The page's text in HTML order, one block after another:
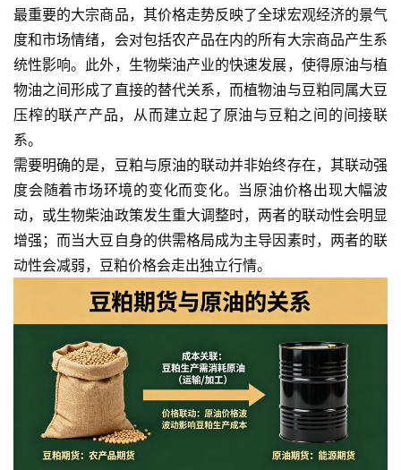
最重要的大宗商品，其价格走势反映了全球宏观经济的景气
度和市场情绪，会对包括农产品在内的所有大宗商品产生系
统性影响。此外，生物柴油产业的快速发展，使得原油与植
物油之间形成了直接的替代关系，而植物油与豆粕同属大豆
压榨的联产产品，从而建立起了原油与豆粕之间的间接联
系。
需要明确的是，豆粕与原油的联动并非始终存在，其联动强
度会随着市场环境的变化而变化。当原油价格出现大幅波
动，或生物柴油政策发生重大调整时，两者的联动性会明显
增强；而当大豆自身的供需格局成为主导因素时，两者的联
动性会减弱，豆粕价格会走出独立行情。